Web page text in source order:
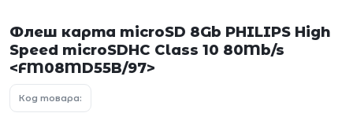
Флеш карта microSD 8Gb PHILIPS High
Speed microSDHC Class 10 80Mb/s
<FM08MD55B/97>
Код товара: